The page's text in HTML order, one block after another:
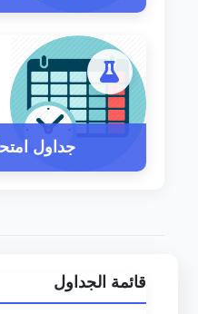
جداول
قائمة الجداول